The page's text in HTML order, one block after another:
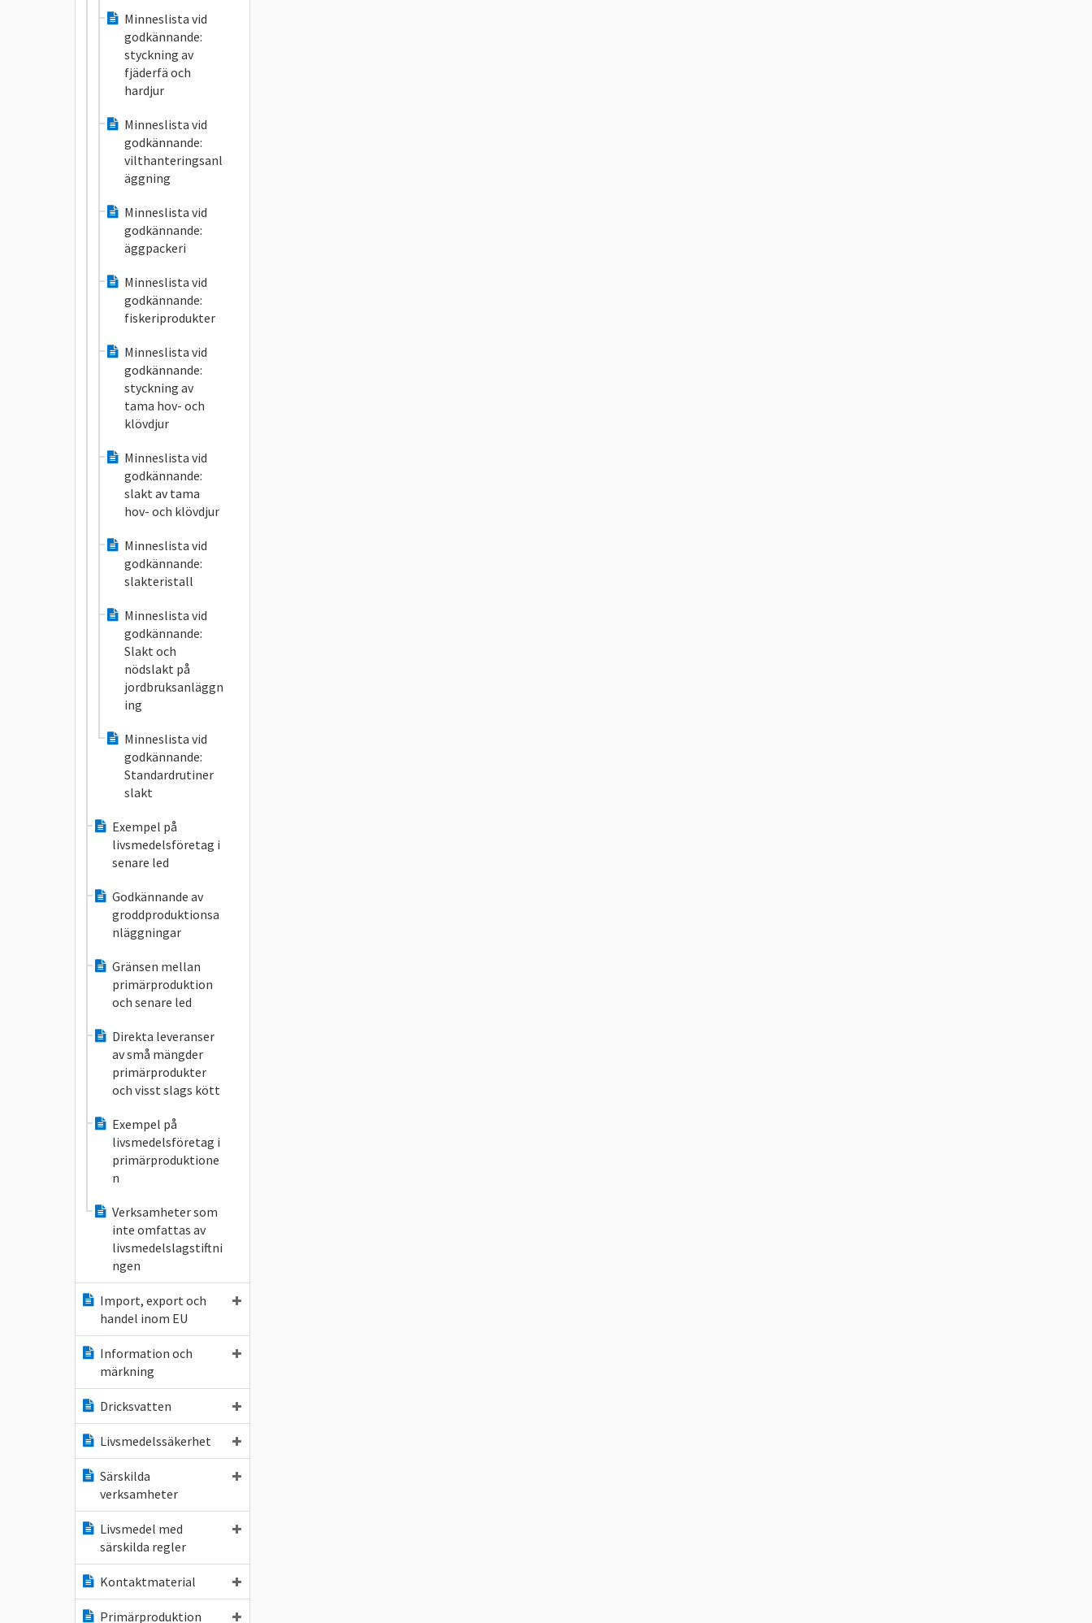
Minneslista vid
godkännande:
styckning av
fjäderfä och
hardjur
Minneslista vid
godkännande:
vilthanteringsanl
äggning
Minneslista vid
godkännande:
äggpackeri
Minneslista vid
godkännande:
fiskeriprodukter
Minneslista vid
godkännande:
styckning av
tama hov- och
klövdjur
Minneslista vid
godkännande:
slakt av tama
hov- och klövdjur
Minneslista vid
godkännande:
slakteristall
Minneslista vid
godkännande:
Slakt och
nödslakt på
jordbruksanläggn
ing
Minneslista vid
godkännande:
Standardrutiner
slakt
Exempel på
livsmedelsföretag i
senare led
Godkännande av
groddproduktionsa
nläggningar
Gränsen mellan
primärproduktion
och senare led
Direkta leveranser
av små mängder
primärprodukter
och visst slags kött
Exempel på
livsmedelsföretag i
primärproduktione
n
Verksamheter som
inte omfattas av
livsmedelslagstiftni
ngen
Import, export och
handel inom EU
Information och
märkning
Dricksvatten
Livsmedelssäkerhet
Särskilda
verksamheter
Livsmedel med
särskilda regler
Kontaktmaterial
Primärproduktion